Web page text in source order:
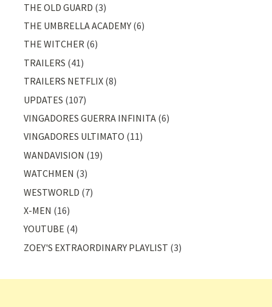
THE OLD GUARD (3)
THE UMBRELLA ACADEMY (6)
THE WITCHER (6)
TRAILERS (41)
TRAILERS NETFLIX (8)
UPDATES (107)
VINGADORES GUERRA INFINITA (6)
VINGADORES ULTIMATO (11)
WANDAVISION (19)
WATCHMEN (3)
WESTWORLD (7)
X-MEN (16)
YOUTUBE (4)
ZOEY'S EXTRAORDINARY PLAYLIST (3)